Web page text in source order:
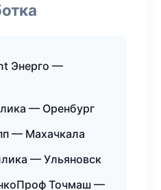
Энерго —
— Оренбург
— Махачкала
— Ульяновск
Точмаш —